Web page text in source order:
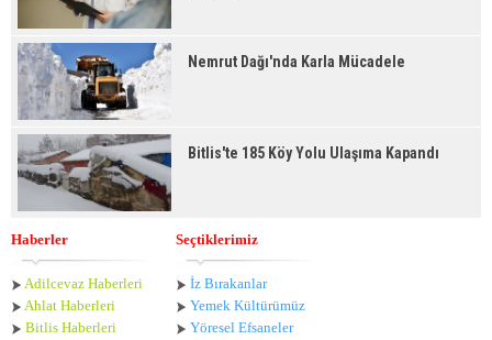
Nemrut Dağı'nda Karla Mücadele
Bitlis'te 185 Köy Yolu Ulaşıma Kapandı
Haberler
Adilcevaz Haberleri
Ahlat Haberleri
Bitlis Haberleri
Seçtiklerimiz
İz Bırakanlar
Yemek Kültürümüz
Yöresel Efsaneler